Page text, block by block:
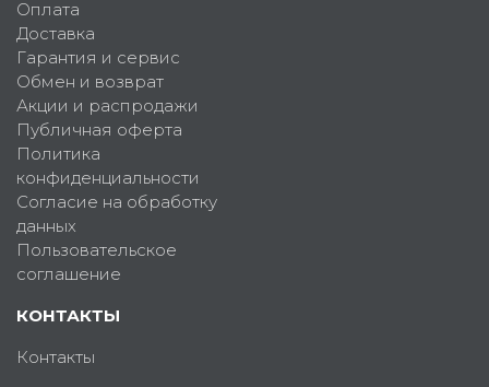
Оплата
Доставка
Гарантия и сервис
Обмен и возврат
Акции и распродажи
Публичная оферта
Политика
конфиденциальности
Согласие на обработку
данных
Пользовательское
соглашение
КОНТАКТЫ
Контакты